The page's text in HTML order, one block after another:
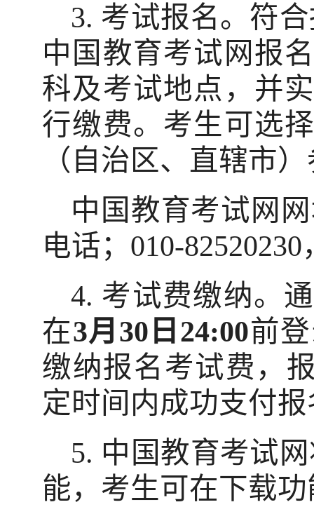
3. 考试报名。符
中国教育考试网报
科及考试地点，并
行缴费。考生可选
（自治区、直辖市
中国教育考试网
电话； 010-82520230
4. 考试费缴纳。
在3月 30 日 24:00前
缴纳报名考试费，
定时间内成功支付
5. 中国教育考试
能，考生可在下载